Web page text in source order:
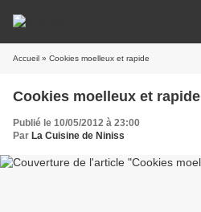
Accueil » Cookies moelleux et rapide
Cookies moelleux et rapide
Publié le 10/05/2012 à 23:00
Par La Cuisine de Niniss